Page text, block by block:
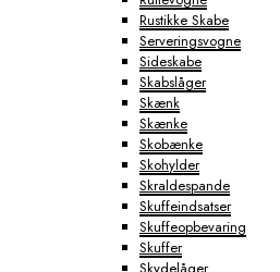
Rustikke Skabe
Serveringsvogne
Sideskabe
Skabslåger
Skænk
Skænke
Skobænke
Skohylder
Skraldespande
Skuffeindsatser
Skuffeopbevaring
Skuffer